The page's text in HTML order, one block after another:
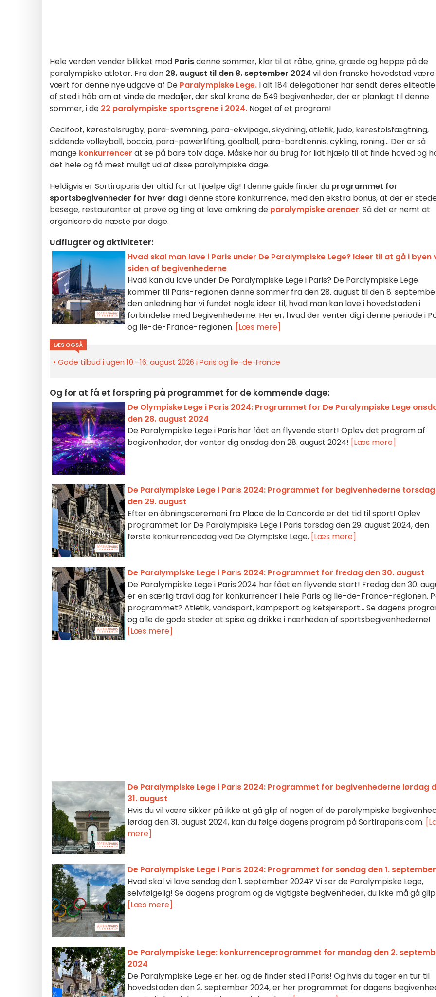
Hele verden vender blikket mod Parisdenne sommer, klar til at råbe, grine, græde og heppe på de
paralympiske atleter. Fra den 28. august til den 8. september 2024 vil den franske hovedstad være
vært for denne nye udgave af De Paralympiske Lege. I alt 184 delegationer har sendt deres
af sted i håb om at vinde de medaljer, der skal krone de 549 begivenheder, der er planlagt til denne
sommer, i de 22 paralympiske sportsgrene i 2024. Noget af et program!
Cecifoot, kørestolsrugby, para-svømning, para-ekvipage, skydning, atletik, judo, kørestolsfægtning,
siddende volleyball, boccia, para-powerlifting, goalball, para-bordtennis, cykling, roning... Der er så
mange konkurrencer at se på bare tolv dage. Måske har du brug for lidt hjælp til at finde hoved og
det hele og få mest muligt ud af disse paralympiske dage.
Heldigvis er Sortiraparis der altid for at hjælpe dig! I denne guide finder du programmet for
sportsbegivenheder for hver dagi denne store konkurrence, med den ekstra bonus, at der er
besøge, restauranter at prøve og ting at lave omkring de paralympiske arenaer. Så det er nemt at
organisere de næste par dage.
Udflugter og aktiviteter:
Hvad skal man lave i Paris under De Paralympiske Lege? Ideer til at gå i byen
siden af begivenhederne
Hvad kan du lave under De Paralympiske Lege i Paris? De Paralympiske Lege
kommer til Paris-regionen denne sommer fra den 28. august til den 8.
den anledning har vi fundet nogle ideer til, hvad man kan lave i hovedstaden i
forbindelse med begivenhederne. Her er, hvad der venter dig i denne periode i
og Ile-de-France-regionen. [Læs mere]
LÆS OGSÅ
Gode tilbud i ugen 10.–16. august 2026 i Paris og Île-de-France
Og for at få et forspring på programmet for de kommende dage:
De Olympiske Lege i Paris 2024: Programmet for De Paralympiske Lege
den 28. august 2024
De Paralympiske Lege i Paris har fået en flyvende start! Oplev det program af
begivenheder, der venter dig onsdag den 28. august 2024! [Læs mere]
De Paralympiske Lege i Paris 2024: Programmet for begivenhederne torsdag
den 29. august
Efter en åbningsceremoni fra Place de la Concorde er det tid til sport! Oplev
programmet for De Paralympiske Lege i Paris torsdag den 29. august 2024, den
første konkurrencedag ved De Olympiske Lege. [Læs mere]
De Paralympiske Lege i Paris 2024: Programmet for fredag den 30. august
De Paralympiske Lege i Paris 2024 har fået en flyvende start! Fredag den 30.
er en særlig travl dag for konkurrencer i hele Paris og Ile-de-France-regionen.
programmet? Atletik, vandsport, kampsport og ketsjersport... Se dagens
og alle de gode steder at spise og drikke i nærheden af sportsbegivenhederne!
[Læs mere]
De Paralympiske Lege i Paris 2024: Programmet for begivenhederne lørdag
31. august
Hvis du vil være sikker på ikke at gå glip af nogen af de paralympiske
lørdag den 31. august 2024, kan du følge dagens program på Sortiraparis.com.
mere]
De Paralympiske Lege i Paris 2024: Programmet for søndag den 1. september
Hvad skal vi lave søndag den 1. september 2024? Vi ser de Paralympiske Lege,
selvfølgelig! Se dagens program og de vigtigste begivenheder, du ikke må gå
[Læs mere]
De Paralympiske Lege: konkurrenceprogrammet for mandag den 2.
2024
De Paralympiske Lege er her, og de finder sted i Paris! Og hvis du tager en tur til
hovedstaden den 2. september 2024, er her programmet for dagens